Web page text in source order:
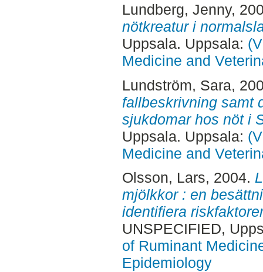
Lundberg, Jenny,
nötkreatur i
Uppsala. Uppsala:
Medicine and
Lundström, Sara,
fallbeskrivning samt
sjukdomar hos nöt i
Uppsala. Uppsala:
Medicine and
Olsson, Lars, 2004.
mjölkkor : en
identifiera
UNSPECIFIED,
of Ruminant
Epidemiology